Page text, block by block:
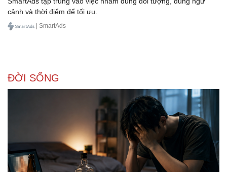
cảnh và thời điểm để tối ưu.
| SmartAds
ĐỜI SỐNG